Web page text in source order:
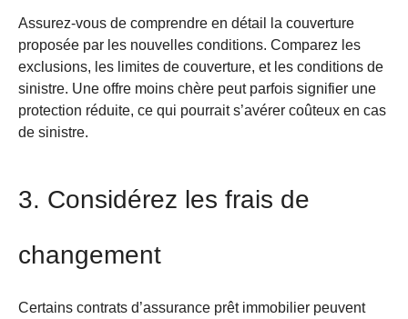
Assurez-vous de comprendre en détail la couverture
proposée par les nouvelles conditions. Comparez les
exclusions, les limites de couverture, et les conditions de
sinistre. Une offre moins chère peut parfois signifier une
protection réduite, ce qui pourrait s’avérer coûteux en cas
de sinistre.
3. Considérez les frais de
changement
Certains contrats d’assurance prêt immobilier peuvent